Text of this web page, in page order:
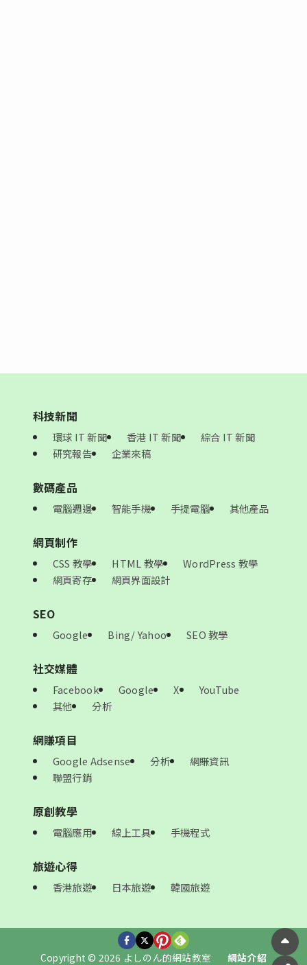
科技新聞
環球 IT 新聞 香港 IT 新聞
綜合 IT 新聞
研究報告
企業來稿
數碼產品
電腦週邊 智能手機 手提電腦 其他產品
網頁制作
CSS 教學 HTML 教學
WordPress 教學
網頁寄存
網頁界面設計
SEO
Google Bing/ Yahoo SEO 教學
社交媒體
Facebook Google X
YouTube
其他
分析
網賺項目
Google Adsense 分析
網賺資訊
聯盟行銷
原創教學
電腦應用 線上工具 手機程式
旅遊心得
香港旅遊 日本旅遊 韓國旅遊
Copyright © 2026 よしのん的網站教室 網站介紹